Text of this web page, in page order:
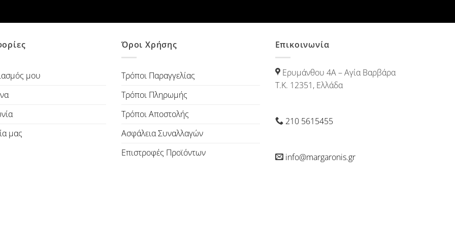
μου
μας
Όροι Χρήσης
Τρόποι Παραγγελίας
Τρόποι Πληρωμής
Τρόποι Αποστολής
Ασφάλεια Συναλλαγών
Επιστροφές Προϊόντων
Επικοινωνία
Ερυμάνθου 4Α – Αγία Βαρβάρα
Τ.Κ. 12351, Ελλάδα
210 5615455
info@margaronis.gr